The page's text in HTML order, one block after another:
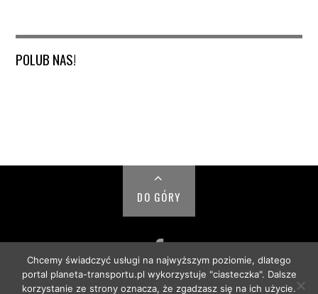
POLUB NAS!
DO GÓRY
© PLANETA TRANSPORTU 2018
Chcemy świadczyć usługi na najwyższym poziomie, dlatego
portal planeta-transportu.pl wykorzystuje "ciasteczka". Dalsze
korzystanie ze strony oznacza, że zgadzasz się na ich użycie.